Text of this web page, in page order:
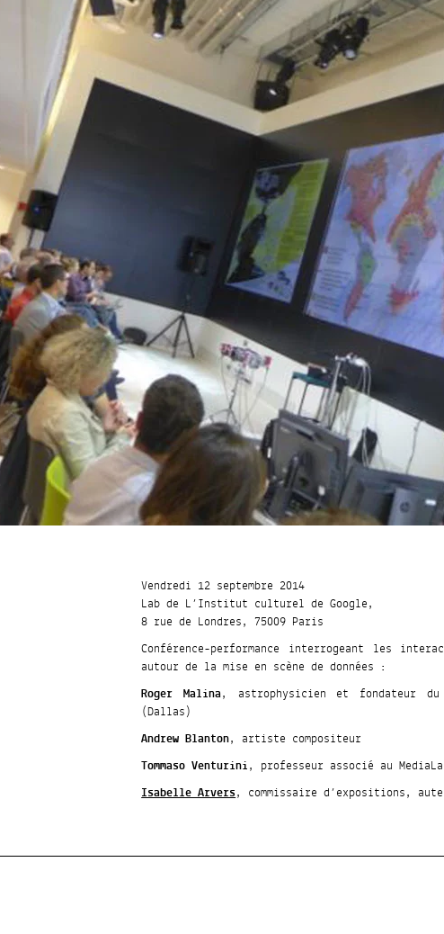
Vendredi 12 septembre 2014
Lab de L’Institut culturel de Google,
8 rue de Londres, 75009 Paris
Conférence-performance interrogeant les
autour de la mise en scène de données :
Roger Malina, astrophysicien et fondateur
(Dallas)
Andrew Blanton, artiste compositeur
Tommaso Venturini, professeur associé au
Isabelle Arvers, commissaire d’expositions,